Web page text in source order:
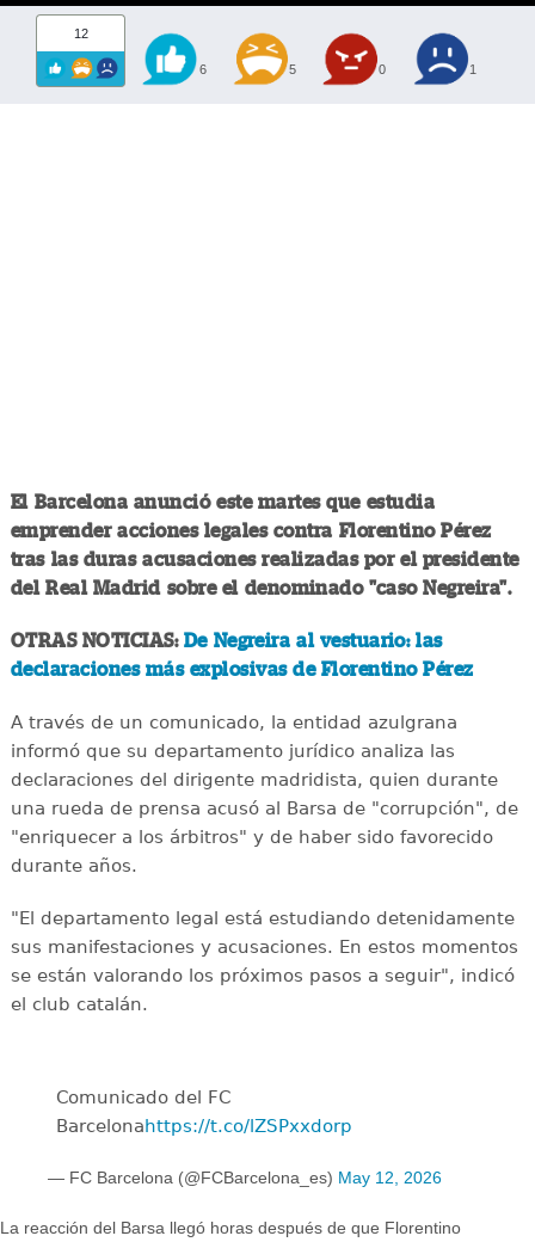
12
6 5 0 1
El Barcelona anunció este martes que estudia
emprender acciones legales contra Florentino Pérez
tras las duras acusaciones realizadas por el presidente
del Real Madrid sobre el denominado "caso Negreira".
OTRAS NOTICIAS: De Negreira al vestuario: las
declaraciones más explosivas de Florentino Pérez
A través de un comunicado, la entidad azulgrana
informó que su departamento jurídico analiza las
declaraciones del dirigente madridista, quien durante
una rueda de prensa acusó al Barsa de "corrupción", de
"enriquecer a los árbitros" y de haber sido favorecido
durante años.
"El departamento legal está estudiando detenidamente
sus manifestaciones y acusaciones. En estos momentos
se están valorando los próximos pasos a seguir", indicó
el club catalán.
Comunicado del FC
Barcelonahttps://t.co/lZSPxxdorp
— FC Barcelona (@FCBarcelona_es) May 12, 2026
La reacción del Barsa llegó horas después de que Florentino